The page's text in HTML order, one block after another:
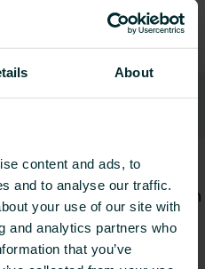
About
content and ads, to
and to analyse our traffic.
your use of our site with
and analytics partners who
that you’ve
Uz augšu
konvektors apkurei un
dzīvojamām un
efektivitātes